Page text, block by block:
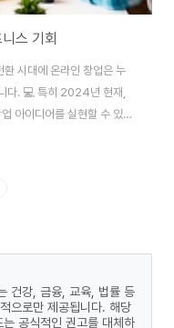
스 기회
시대에 온라인 창업은 누
다. 💻 특히 2024년 현재,
아이디어를 실현할 수 있는
야 할지 고민이신가요? 🤔
어를 구체화해보세요! 🚀🔎
건강, 금융, 교육, 법률 등
으로만 제공됩니다. 해당
공식적인 권고를 대체하